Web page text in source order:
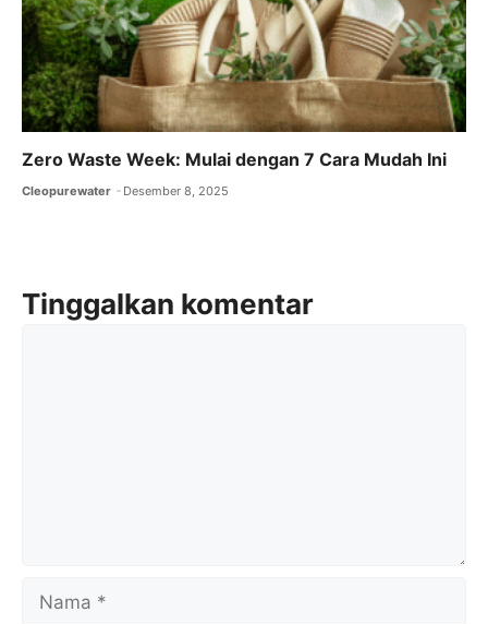
Zero Waste Week: Mulai dengan 7 Cara Mudah Ini
Cleopurewater Desember 8, 2025
Tinggalkan komentar
Nama